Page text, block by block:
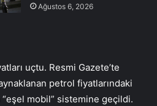
Ağustos 6, 2026
uçtu. Resmi Gazete’te
petrol fiyatlarındaki
“eşel mobil” sistemine geçildi.